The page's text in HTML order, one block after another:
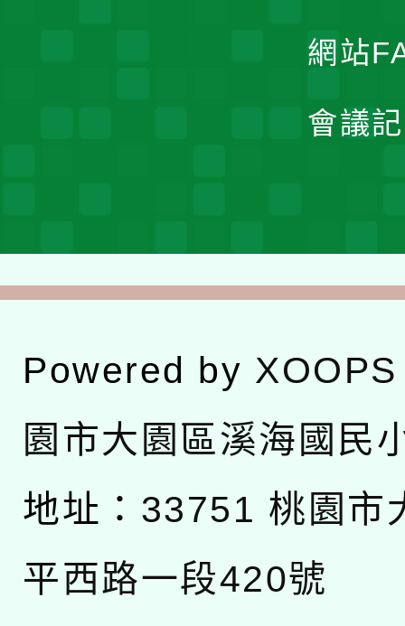
網站
會議
Powered by XOOPS
園市大園區溪海國民
地址： 33751 桃園市
平西路一段420號